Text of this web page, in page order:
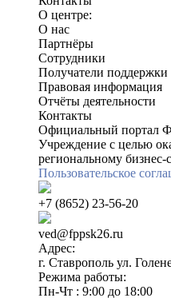
О центре:
О нас
Партнёры
Сотрудники
Получатели поддержки
Правовая информация
Отчёты деятельности
Контакты
Официальный портал
Учреждение с целью
региональному бизнес-
Пользовательское
+7 (8652) 23-56-20
ved@fppsk26.ru
Адрес:
г. Ставрополь ул.
Режима работы:
Пн-Чт : 9:00 до 18:00